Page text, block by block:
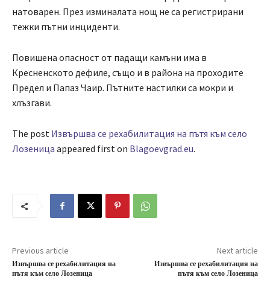
натоварен. През изминалата нощ не са регистрирани
тежки пътни инциденти.
Повишена опасност от падащи камъни има в
Кресненското дефиле, също и в района на проходите
Предел и Папаз Чаир. Пътните настилки са мокри и
хлъзгави.
The post Извършва се рехабилитация на пътя към село
Лозеница appeared first on Blagoevgrad.eu.
Previous article
Извършва се рехабилитация на
пътя към село Лозеница
Next article
Извършва се рехабилитация на
пътя към село Лозеница